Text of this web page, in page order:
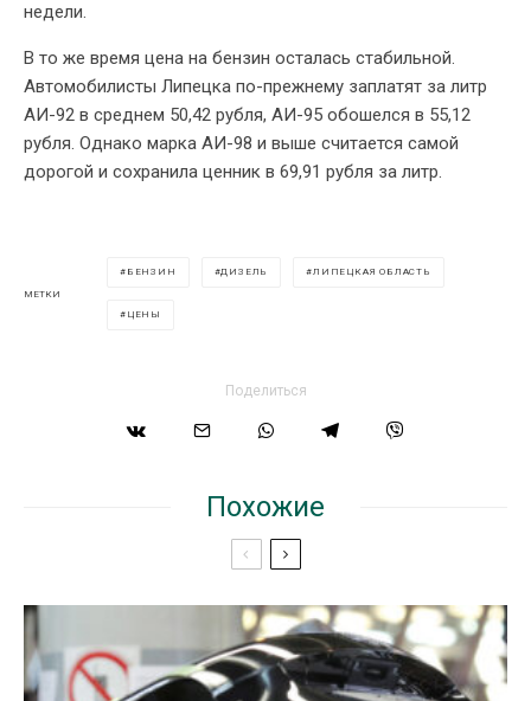
недели.
В то же время цена на бензин осталась стабильной.
Автомобилисты Липецка по-прежнему заплатят за литр
АИ-92 в среднем 50,42 рубля, АИ-95 обошелся в 55,12
рубля. Однако марка АИ-98 и выше считается самой
дорогой и сохранила ценник в 69,91 рубля за литр.
МЕТКИ
БЕНЗИН ДИЗЕЛЬ ЛИПЕЦКАЯ ОБЛАСТЬ
ЦЕНЫ
Поделиться
Похожие